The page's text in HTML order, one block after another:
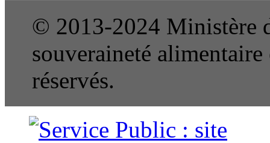
© 2013-2024 Ministère
souveraineté
réservés.